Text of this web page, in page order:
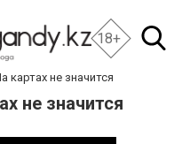
18+
картах не значится
не значится